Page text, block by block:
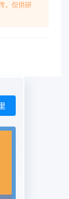
When
MAP in
with
polyvinyl
-6221
损失率约
发达国家
，仅供研